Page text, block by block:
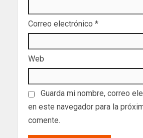
Correo electrónico *
Web
Guarda mi nombre, correo
en este navegador para la
comente.